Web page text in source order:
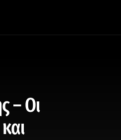
– Οι